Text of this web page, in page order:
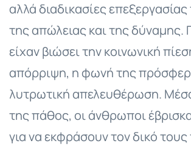
αλλά διαδικασίες
της απώλειας και της δύναμης.
είχαν βιώσει την κοινωνική
απόρριψη, η φωνή της
λυτρωτική απελευθέρωση.
της πάθος, οι άνθρωποι
για να εκφράσουν τον δικό